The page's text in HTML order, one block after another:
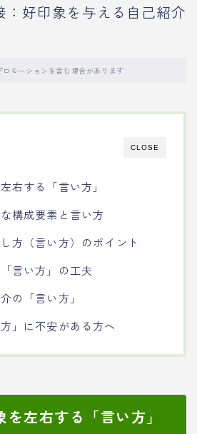
：好印象を与える自己紹介
ロモーションを含む場合があります
CLOSE
右する「言い方」
構成要素と言い方
方（言い方）のポイント
言い方」の工夫
の「言い方」
」に不安がある方へ
左右する「言い方」